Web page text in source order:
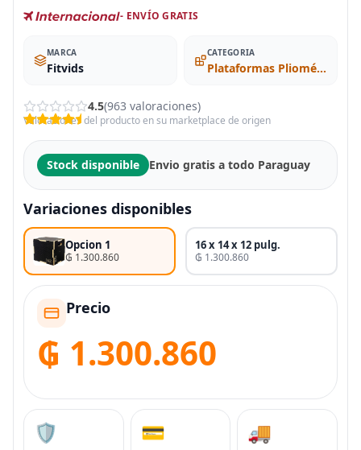
- ENVÍO GRATIS
MARCA
Fitvids
CATEGORIA
Plataformas Pliométricas
4.5(963 valoraciones)
Valoraciones del producto en su marketplace de origen
Stock disponible Envio gratis a todo Paraguay
Variaciones disponibles
Opcion 1
₲ 1.300.860
16 x 14 x 12 pulg.
₲ 1.300.860
Precio
₲ 1.300.860
🛡️ 💳 🚚